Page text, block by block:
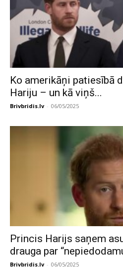
Ko amerikāņi patiesībā
Hariju – un kā viņš...
Brivbridis.lv - 06/05/2025
Princis Harijs saņem
drauga par
Brivbridis.lv - 06/05/2025